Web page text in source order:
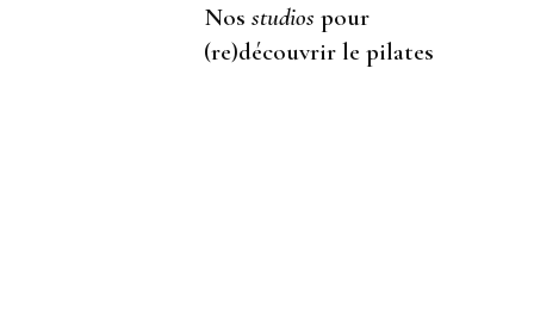
Nosstudios pour
(re)découvrir le pilates